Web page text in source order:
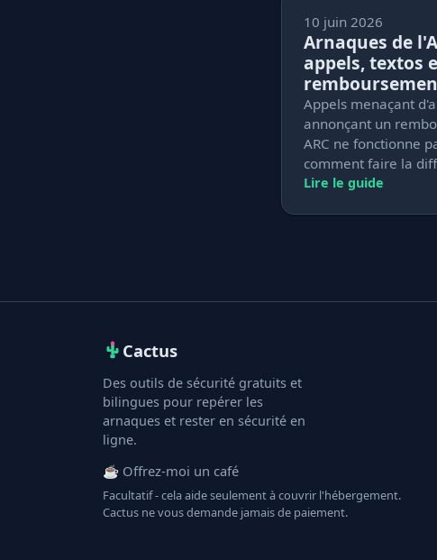
10 juin 2026
Arnaques de
appels, textos
Appels menaçant
annonçant un
ARC ne fonctionne
comment faire la
Lire le guide
Cactus
Des outils de sécurité gratuits et
bilingues pour repérer les
arnaques et rester en sécurité en
ligne.
☕ Offrez-moi un café
Facultatif - cela aide seulement à couvrir l'hébergement.
Cactus ne vous demande jamais de paiement.